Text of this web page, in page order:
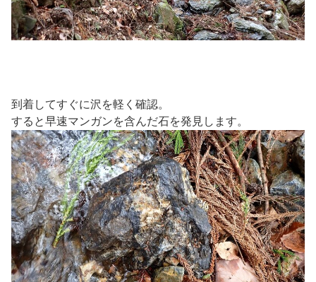
到着してすぐに沢を軽く確認。
すると早速マンガンを含んだ石を発見します。